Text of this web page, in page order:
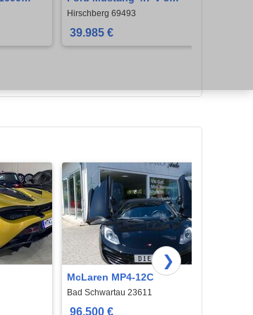
Modelljahr 1967
Hirschberg 69493
39.985 €
McLaren MP4-12C
Bad Schwartau 23611
96.500 €
❯